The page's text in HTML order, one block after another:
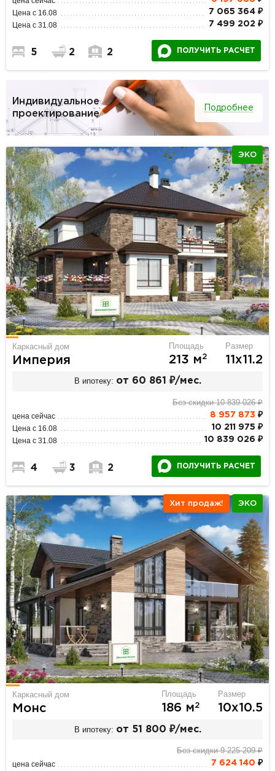
Цена с 16.08 7 065 364 ₽
Цена с 31.08 7 499 202 ₽
5 2 2 ПОЛУЧИТЬ РАСЧЕТ
Индивидуальное
проектирование
Подробнее
ЭКО
Каркасный дом
Империя
Площадь
213 м2
Размер
11х11.2
В ипотеку: от 60 861 ₽/мес.
Без скидки 10 839 026 ₽
цена сейчас 8 957 873 ₽
Цена с 16.08 10 211 975 ₽
Цена с 31.08 10 839 026 ₽
4 3 2 ПОЛУЧИТЬ РАСЧЕТ
Хит продаж! ЭКО
Каркасный дом
Монс
Площадь
186 м2
Размер
10х10.5
В ипотеку: от 51 800 ₽/мес.
Без скидки 9 225 209 ₽
цена сейчас 7 624 140 ₽